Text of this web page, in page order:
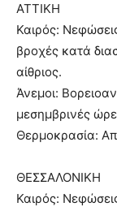
ΑΤΤΙΚΗ
Καιρός:
βροχές κατά
αίθριος.
Άνεμοι:
μεσημβρινές
Θερμοκρασία:
ΘΕΣΣΑΛΟΝΙΚΗ
Καιρός: